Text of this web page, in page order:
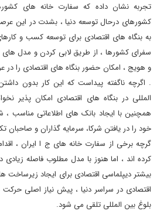
تجربه نشان داده که سفارت خانه های
کشورهای درحال توسعه دنیا ، بشدت در این
به بنگاه های اقتصادی برای توسعه کسب و
سفرای کشورها ، از طریق لابی کردن و مدل
و هویج ، امکان حضور بنگاه های اقتصادی را
. اگرچه ناگفته پیداست که این کار بدون
المللی در بنگاه های اقتصادی امکان پذیر
همچنین با ایجاد بانک های اطلاعاتی مناسب ،
خود را در یافتن شرکا، سرمایه گذاران و صاحبان
گرچه برخی از سفارت خانه های ج ا ایران ،
کرده اند ، اما هنوز با مدل مطلوب فاصله
بیشتر دیپلماسی اقتصادی برای ایجاد زیرساخت
اقتصادی در سراسر دنیا ، پیش نیاز اصلی
بلوغ بین المللی تلقی می شود.